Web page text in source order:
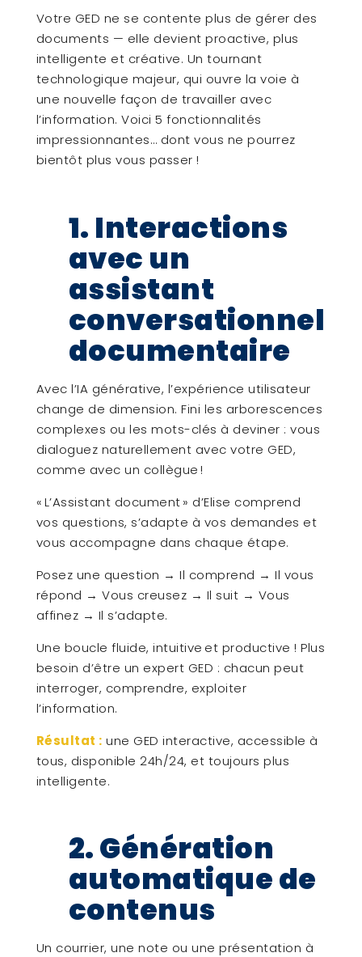
Votre GED ne se contente plus de gérer des
documents — elle devient proactive, plus
intelligente et créative. Un tournant
technologique majeur, qui ouvre la voie à
une nouvelle façon de travailler avec
l’information. Voici 5 fonctionnalités
impressionnantes… dont vous ne pourrez
bientôt plus vous passer !
1. Interactions
avec un
assistant
conversationnel
documentaire
Avec l’IA générative, l’expérience utilisateur
change de dimension. Fini les arborescences
complexes ou les mots-clés à deviner : vous
dialoguez naturellement avec votre GED,
comme avec un collègue !
« L’Assistant document » d’Elise comprend
vos questions, s’adapte à vos demandes et
vous accompagne dans chaque étape.
Posez une question → Il comprend → Il vous
répond → Vous creusez → Il suit → Vous
affinez → Il s’adapte.
Une boucle fluide, intuitive et productive ! Plus
besoin d’être un expert GED : chacun peut
interroger, comprendre, exploiter
l’information.
Résultat : une GED interactive, accessible à
tous, disponible 24h/24, et toujours plus
intelligente.
2. Génération
automatique de
contenus
Un courrier, une note ou une présentation à